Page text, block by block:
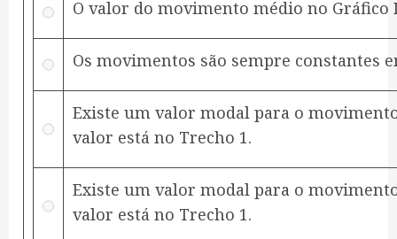
O valor do movimento médio no Gráfico
Os movimentos são sempre constantes
Existe um valor modal para o
valor está no Trecho 1.
Existe um valor modal para o
valor está no Trecho 1.